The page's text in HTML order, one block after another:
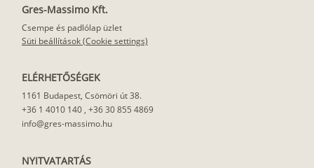
Gres-Massimo Kft.
Csempe és padlólap üzlet
Süti beállítások (Cookie settings)
ELÉRHETŐSÉGEK
1161 Budapest, Csömöri út 38.
+36 1 4010 140 , +36 30 855 4869
info@gres-massimo.hu
NYITVATARTÁS